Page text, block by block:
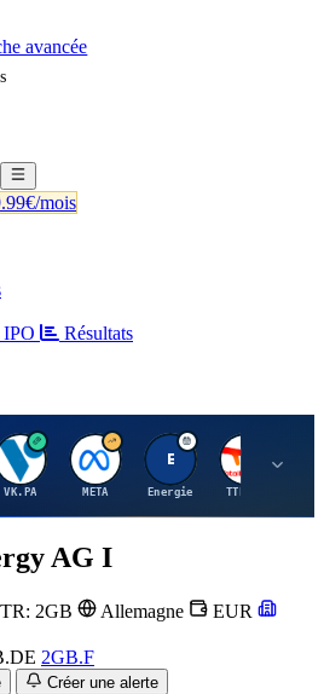
avancée
mois
IPO
Résultats
V
VK.PA
M
META
E
Energie
T
TTE.PA
AG I
2GB Allemagne
EUR
2GB.F
Créer une alerte